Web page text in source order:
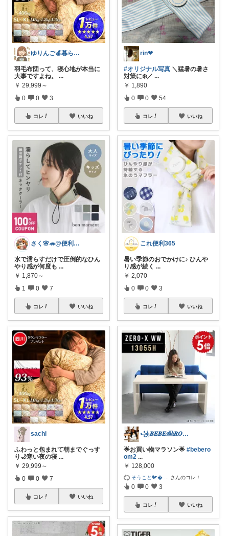
ゆりんご🍎暮らしにまつわるおすすめ品
羽毛布団って、寝心地が本当に
大事ですよね。
...
￥ 29,999～
0 0 3
コレ いいね
さく🌸🦔@便利でかわいいを探す旅
水で濡らすだけで圧倒的なひん
やり感が何度も ...
￥ 1,870～
1 0 7
コレ いいね
sachi
ふわっと包まれて朝までぐっす
り🌙寒い夜の寝 ...
￥ 29,999～
0 0 7
コレ いいね
rin❤︎
#オリジナル写真 ＼猛暑の暑さ
対策に❄️／ ...
￥ 1,890
0 0 54
コレ いいね
これ便利365
暑い季節のおでかけに♪ ひんや
り感が続く ...
￥ 2,070
0 0 3
コレ いいね
꧁𝑩𝑬𝑩𝑬𓊝𝑹𝑶𝑶𝑴꧂
🌟お買い物マラソン🌟 #bebero
om2 ...
￥ 128,000
そうこと🐦 さんのコレ！
0 0 3
コレ いいね